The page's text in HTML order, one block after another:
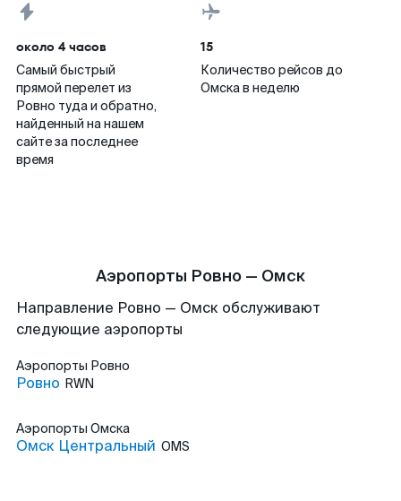
около 4 часов
Самый быстрый
прямой перелет из
Ровно туда и обратно,
найденный на нашем
сайте за последнее
время
15
Количество рейсов до
Омска в неделю
Аэропорты Ровно — Омск
Направление Ровно — Омск обслуживают
следующие аэропорты
Аэропорты Ровно
Ровно RWN
Аэропорты Омска
Омск Центральный OMS